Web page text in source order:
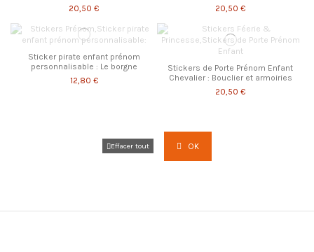
20,50 €
20,50 €
Sticker pirate enfant prénom
personnalisable : Le borgne
12,80 €
Stickers de Porte Prénom Enfant
Chevalier : Bouclier et armoiries
20,50 €
Effacer tout OK